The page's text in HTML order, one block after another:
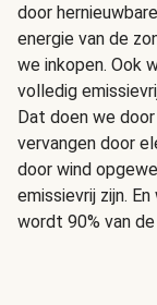
door
energie van de
we inkopen. Ook
volledig
Dat doen we
vervangen door
door wind
emissievrij zijn.
wordt 90% van